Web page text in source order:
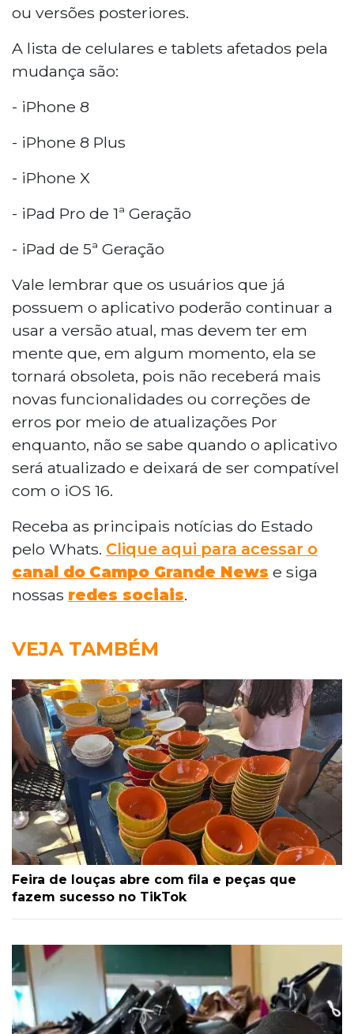
ou versões posteriores.
A lista de celulares e tablets afetados pela
mudança são:
- iPhone 8
- iPhone 8 Plus
- iPhone X
- iPad Pro de 1ª Geração
- iPad de 5ª Geração
Vale lembrar que os usuários que já
possuem o aplicativo poderão continuar a
usar a versão atual, mas devem ter em
mente que, em algum momento, ela se
tornará obsoleta, pois não receberá mais
novas funcionalidades ou correções de
erros por meio de atualizações Por
enquanto, não se sabe quando o aplicativo
será atualizado e deixará de ser compatível
com o iOS 16.
Receba as principais notícias do Estado
pelo Whats. Clique aqui para acessar o
canal do Campo Grande News e siga
nossas redes sociais.
VEJA TAMBÉM
Feira de louças abre com fila e peças que
fazem sucesso no TikTok